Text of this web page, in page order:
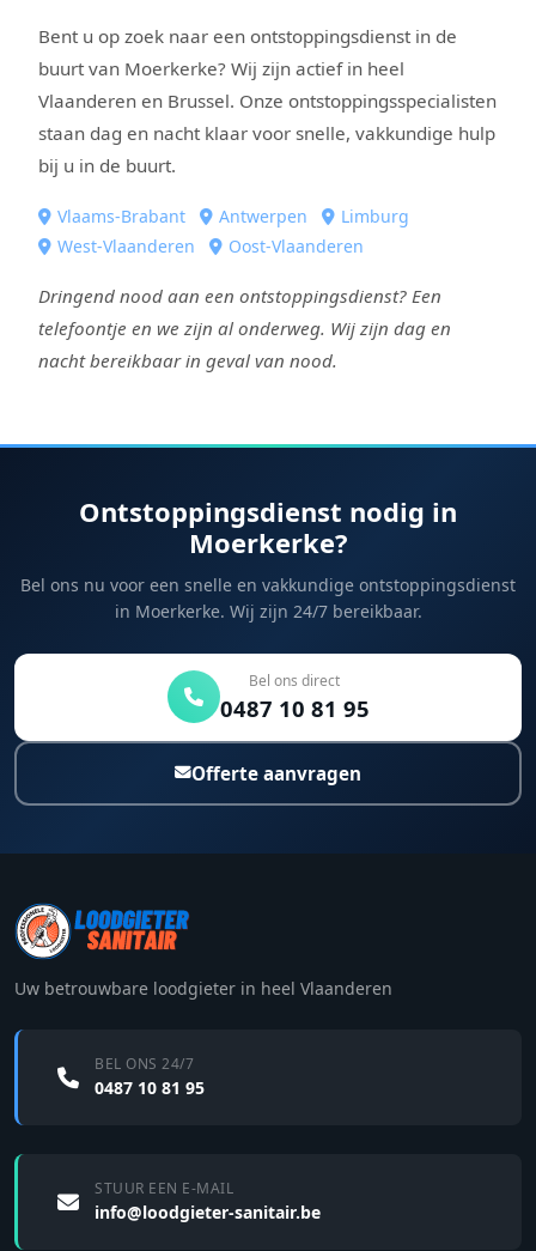
Bent u op zoek naar een ontstoppingsdienst in de
buurt van Moerkerke? Wij zijn actief in heel
Vlaanderen en Brussel. Onze ontstoppingsspecialisten
staan dag en nacht klaar voor snelle, vakkundige hulp
bij u in de buurt.
Vlaams-Brabant Antwerpen
Limburg
West-Vlaanderen
Oost-Vlaanderen
Dringend nood aan een ontstoppingsdienst? Een
telefoontje en we zijn al onderweg. Wij zijn dag en
nacht bereikbaar in geval van nood.
Ontstoppingsdienst nodig in
Moerkerke?
Bel ons nu voor een snelle en vakkundige ontstoppingsdienst
in Moerkerke. Wij zijn 24/7 bereikbaar.
Bel ons direct
0487 10 81 95
Offerte aanvragen
Uw betrouwbare loodgieter in heel Vlaanderen
BEL ONS 24/7
0487 10 81 95
STUUR EEN E-MAIL
info@loodgieter-sanitair.be